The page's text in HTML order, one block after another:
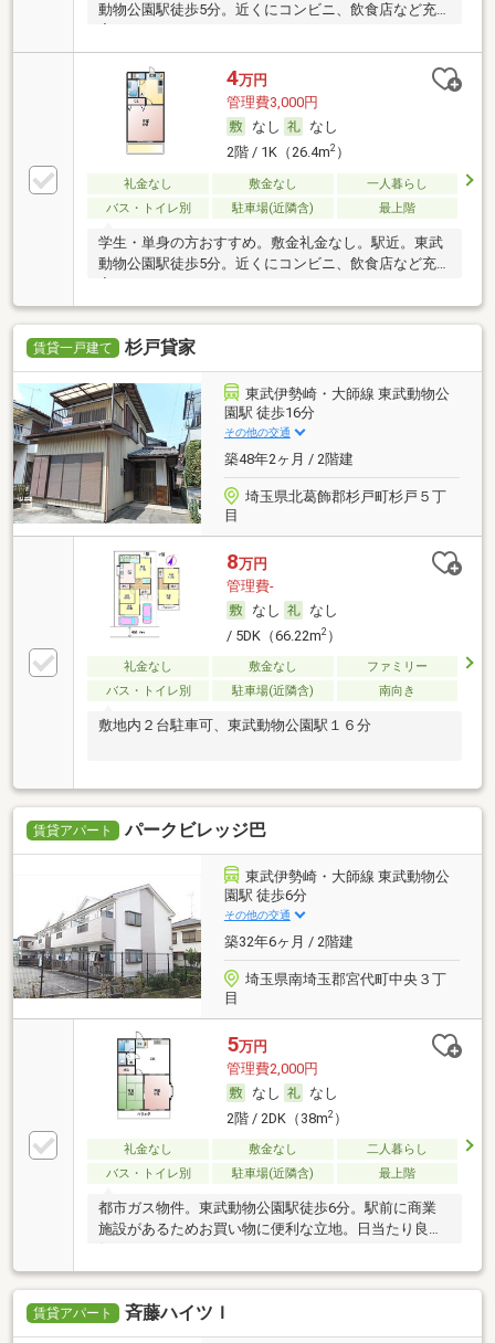
動物公園駅徒歩5分。近くにコンビニ、飲食店など充
4万円
管理費3,000円
なし
なし
2階 / 1K（26.4m2）
礼金なし 敷金なし
一人暮らし
バス・トイレ別
駐車場(近隣含) 最上階
学生・単身の方おすすめ。敷金礼金なし。駅近。東武
動物公園駅徒歩5分。近くにコンビニ、飲食店など充
賃貸一戸建て 杉戸貸家
東武伊勢崎・大師線 東武動物公
園駅 徒歩16分
その他の交通
築48年2ヶ月 / 2階建
埼玉県北葛飾郡杉戸町杉戸５丁
目
8万円
管理費-
なし
なし
/ 5DK（66.22m2）
礼金なし 敷金なし
ファミリー
バス・トイレ別
駐車場(近隣含) 南向き
敷地内２台駐車可、東武動物公園駅１６分
賃貸アパート パークビレッジ巴
東武伊勢崎・大師線 東武動物公
園駅 徒歩6分
その他の交通
築32年6ヶ月 / 2階建
埼玉県南埼玉郡宮代町中央３丁
目
5万円
管理費2,000円
なし
なし
2階 / 2DK（38m2）
礼金なし 敷金なし
二人暮らし
バス・トイレ別
駐車場(近隣含) 最上階
都市ガス物件。東武動物公園駅徒歩6分。駅前に商業
施設があるためお買い物に便利な立地。日当たり良
賃貸アパート 斉藤ハイツＩ